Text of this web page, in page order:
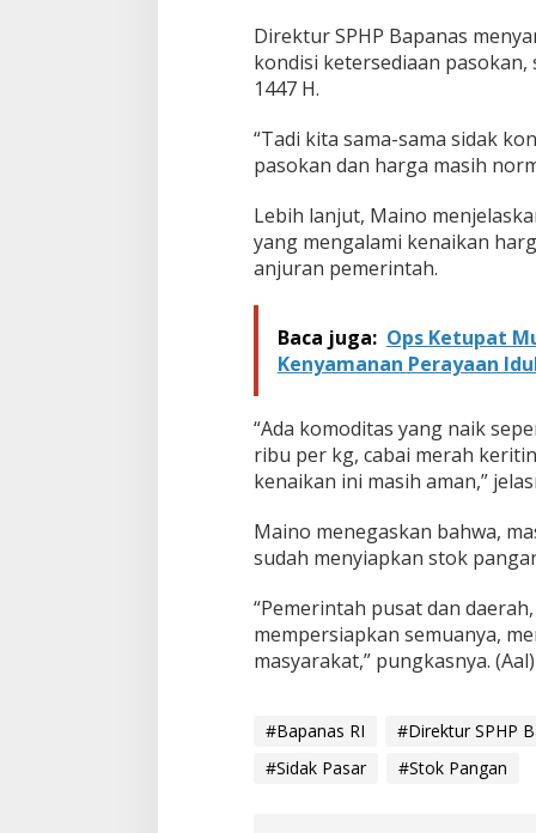
Direktur SPHP Bapanas
kondisi ketersediaan
1447 H.
“Tadi kita sama-sama sidak
pasokan dan harga masih
Lebih lanjut, Maino
yang mengalami kenaikan
anjuran pemerintah.
Baca juga: Ops Ketupat
Kenyamanan Perayaan
“Ada komoditas yang naik
ribu per kg, cabai merah
kenaikan ini masih aman,”
Maino menegaskan bahwa,
sudah menyiapkan stok
“Pemerintah pusat dan
mempersiapkan semuanya,
masyarakat,” pungkasnya. (Aal)
#Bapanas RI #Direktur SPHP
#Sidak Pasar
#Stok Pangan